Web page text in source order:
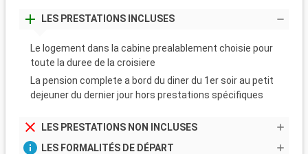
LES PRESTATIONS INCLUSES
Le logement dans la cabine prealablement choisie pour
toute la duree de la croisiere
La pension complete a bord du diner du 1er soir au petit
dejeuner du dernier jour hors prestations spécifiques
LES PRESTATIONS NON INCLUSES
LES FORMALITÉS DE DÉPART